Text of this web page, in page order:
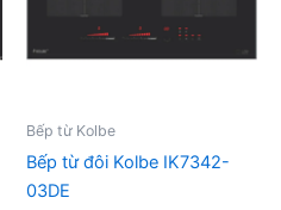
Bếp từ Kolbe
Bếp từ đôi Kolbe IK7342-
03DE